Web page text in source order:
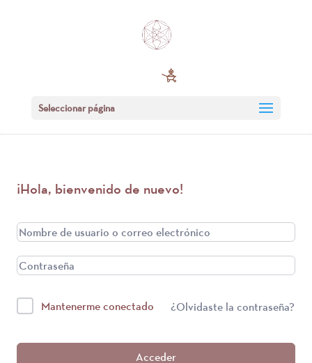
Seleccionar página
¡Hola, bienvenido de nuevo!
Mantenerme conectado ¿Olvidaste la contraseña?
Acceder